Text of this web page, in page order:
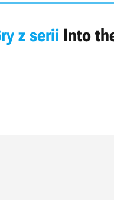
z serii Into